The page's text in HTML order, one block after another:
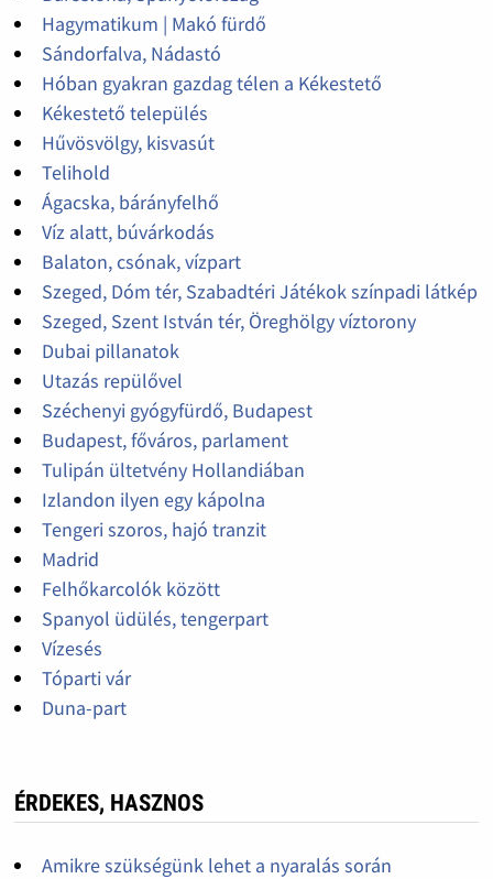
Hagymatikum | Makó fürdő
Sándorfalva, Nádastó
Hóban gyakran gazdag télen a Kékestető
Kékestető település
Hűvösvölgy, kisvasút
Telihold
Ágacska, bárányfelhő
Víz alatt, búvárkodás
Balaton, csónak, vízpart
Szeged, Dóm tér, Szabadtéri Játékok színpadi látkép
Szeged, Szent István tér, Öreghölgy víztorony
Dubai pillanatok
Utazás repülővel
Széchenyi gyógyfürdő, Budapest
Budapest, főváros, parlament
Tulipán ültetvény Hollandiában
Izlandon ilyen egy kápolna
Tengeri szoros, hajó tranzit
Madrid
Felhőkarcolók között
Spanyol üdülés, tengerpart
Vízesés
Tóparti vár
Duna-part
ÉRDEKES, HASZNOS
Amikre szükségünk lehet a nyaralás során